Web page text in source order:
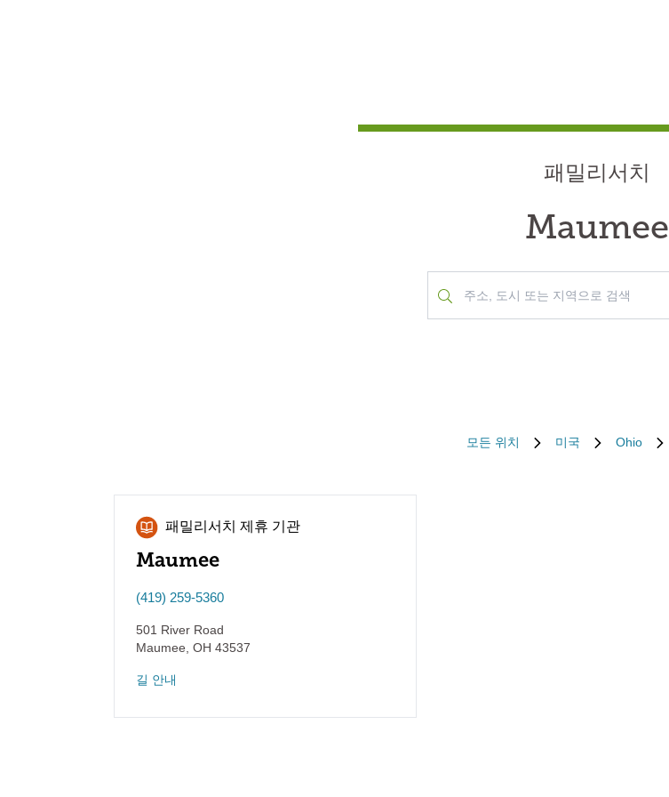
패밀리서치
Maumee
모든 위치 미국 Ohio
패밀리서치 제휴 기관
Maumee
(419) 259-5360
501 River Road
Maumee OH 43537
길 안내